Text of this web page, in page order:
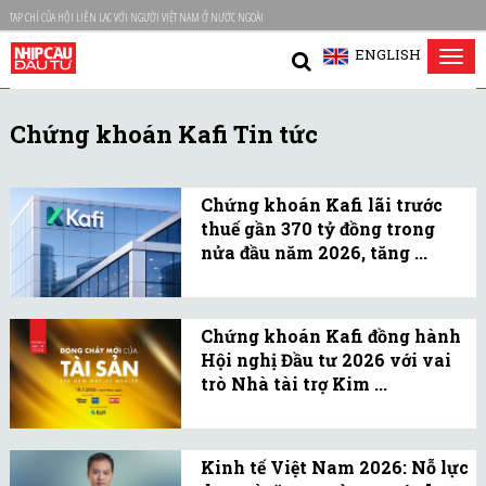
TẠP CHÍ CỦA HỘI LIÊN LẠC VỚI NGƯỜI VIỆT NAM Ở NƯỚC NGOÀI
ENGLISH
Chứng khoán Kafi Tin tức
Chứng khoán Kafi lãi trước
thuế gần 370 tỷ đồng trong
nửa đầu năm 2026, tăng ...
2026, Kafi ghi nhận
doanh thu hoạt động
tăng 104% so với cùng kỳ.
Chứng khoán Kafi đồng hành
Hội nghị Đầu tư 2026 với vai
trò Nhà tài trợ Kim ...
“Dòng chảy mới của Tài
Kinh tế Việt Nam 2026: Nỗ lực